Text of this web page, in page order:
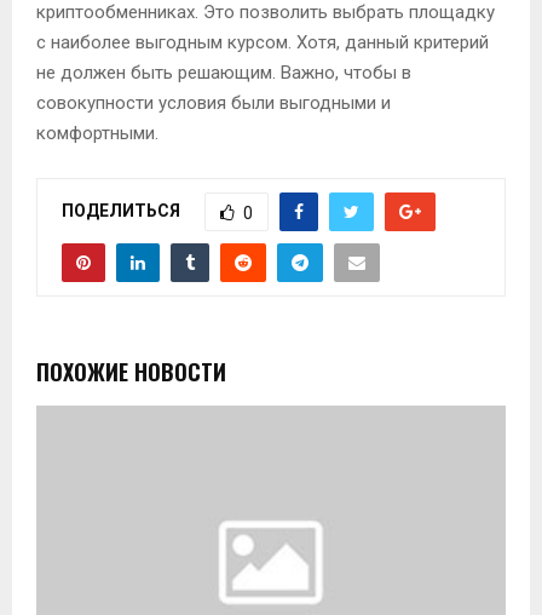
криптообменниках. Это позволить выбрать площадку
с наиболее выгодным курсом. Хотя, данный критерий
не должен быть решающим. Важно, чтобы в
совокупности условия были выгодными и
комфортными.
ПОДЕЛИТЬСЯ 0
ПОХОЖИЕ НОВОСТИ